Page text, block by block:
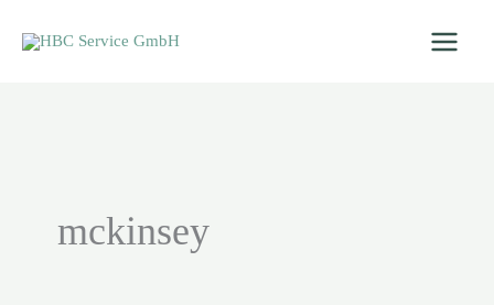
Inhalt
mckinsey